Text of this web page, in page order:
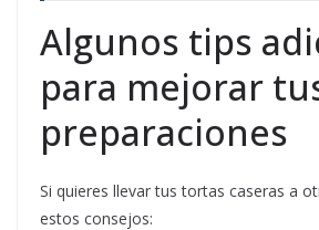
Algunos tips
para mejorar
preparaciones
Si quieres llevar tus tortas caseras a
estos consejos: